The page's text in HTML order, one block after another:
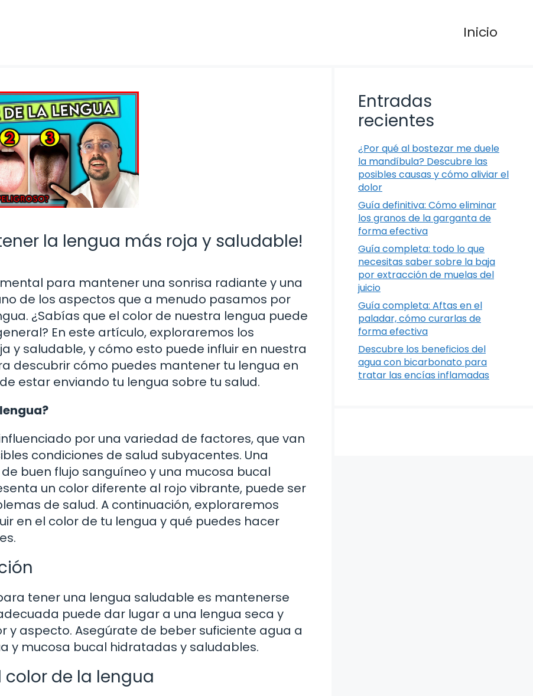
Inicio
la lengua más roja y saludable!
para mantener una sonrisa radiante y una
de los aspectos que a menudo pasamos por
¿Sabías que el color de nuestra lengua puede
En este artículo, exploraremos los
y saludable, y cómo esto puede influir en nuestra
descubrir cómo puedes mantener tu lengua en
estar enviando tu lengua sobre tu salud.
por una variedad de factores, que van
condiciones de salud subyacentes. Una
buen flujo sanguíneo y una mucosa bucal
un color diferente al rojo vibrante, puede ser
de salud. A continuación, exploraremos
en el color de tu lengua y qué puedes hacer
tener una lengua saludable es mantenerse
puede dar lugar a una lengua seca y
y aspecto. Asegúrate de beber suficiente agua a
y mucosa bucal hidratadas y saludables.
de la lengua
Entradas
recientes
¿Por qué al bostezar me duele
la mandíbula? Descubre las
posibles causas y cómo aliviar el
dolor
Guía definitiva: Cómo eliminar
los granos de la garganta de
forma efectiva
Guía completa: todo lo que
necesitas saber sobre la baja
por extracción de muelas del
juicio
Guía completa: Aftas en el
paladar, cómo curarlas de
forma efectiva
Descubre los beneficios del
agua con bicarbonato para
tratar las encías inflamadas